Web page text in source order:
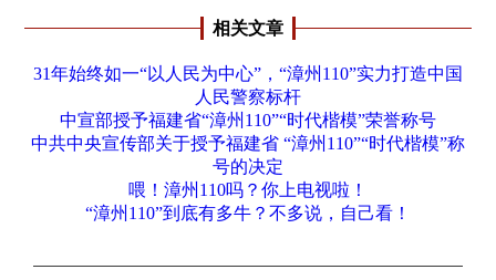
相关文章
31年始终如一“以人民为中心”，“漳州110”实力打造中国
人民警察标杆
中宣部授予福建省“漳州110”“时代楷模”荣誉称号
中共中央宣传部关于授予福建省 “漳州110”“时代楷模”称
号的决定
喂！漳州110吗？你上电视啦！
“漳州110”到底有多牛？不多说，自己看！